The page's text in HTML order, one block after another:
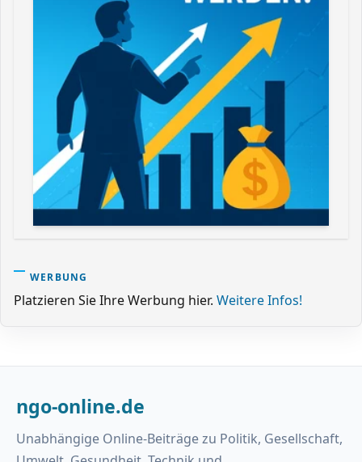
WERBUNG
Platzieren Sie Ihre Werbung hier. Weitere Infos!
ngo-online.de
Unabhängige Online-Beiträge zu Politik, Gesellschaft,